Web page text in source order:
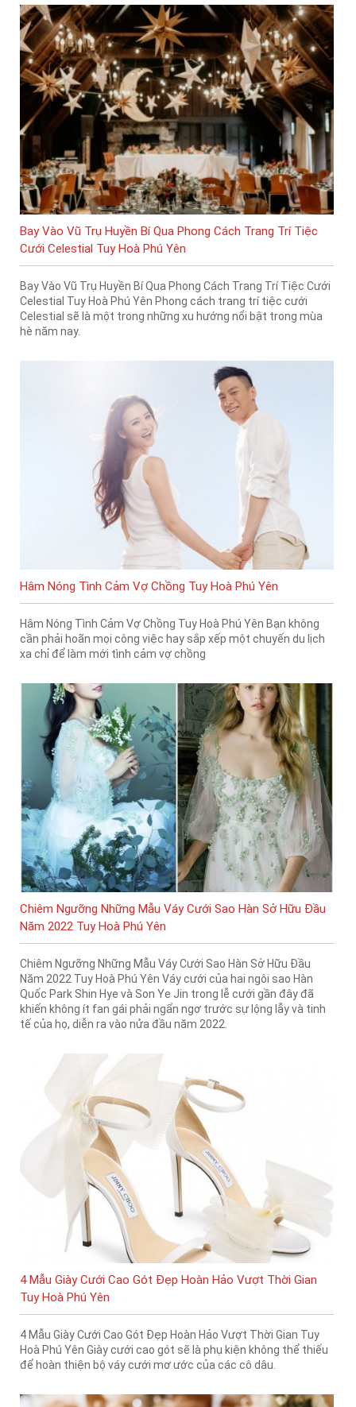
Bay Vào Vũ Trụ Huyền Bí Qua Phong Cách Trang Trí Tiệc
Cưới Celestial Tuy Hoà Phú Yên
Bay Vào Vũ Trụ Huyền Bí Qua Phong Cách Trang Trí Tiệc Cưới
Celestial Tuy Hoà Phú Yên Phong cách trang trí tiệc cưới
Celestial sẽ là một trong những xu hướng nổi bật trong mùa
hè năm nay.
Hâm Nóng Tình Cảm Vợ Chồng Tuy Hoà Phú Yên
Hâm Nóng Tình Cảm Vợ Chồng Tuy Hoà Phú Yên Bạn không
cần phải hoãn mọi công việc hay sắp xếp một chuyến du lịch
xa chỉ để làm mới tình cảm vợ chồng
Chiêm Ngưỡng Những Mẫu Váy Cưới Sao Hàn Sở Hữu Đầu
Năm 2022 Tuy Hoà Phú Yên
Chiêm Ngưỡng Những Mẫu Váy Cưới Sao Hàn Sở Hữu Đầu
Năm 2022 Tuy Hoà Phú Yên Váy cưới của hai ngôi sao Hàn
Quốc Park Shin Hye và Son Ye Jin trong lễ cưới gần đây đã
khiến không ít fan gái phải ngẩn ngơ trước sự lộng lẫy và tinh
tế của họ, diễn ra vào nửa đầu năm 2022.
4 Mẫu Giày Cưới Cao Gót Đẹp Hoàn Hảo Vượt Thời Gian
Tuy Hoà Phú Yên
4 Mẫu Giày Cưới Cao Gót Đẹp Hoàn Hảo Vượt Thời Gian Tuy
Hoà Phú Yên Giày cưới cao gót sẽ là phụ kiện không thể thiếu
để hoàn thiện bộ váy cưới mơ ước của các cô dâu.